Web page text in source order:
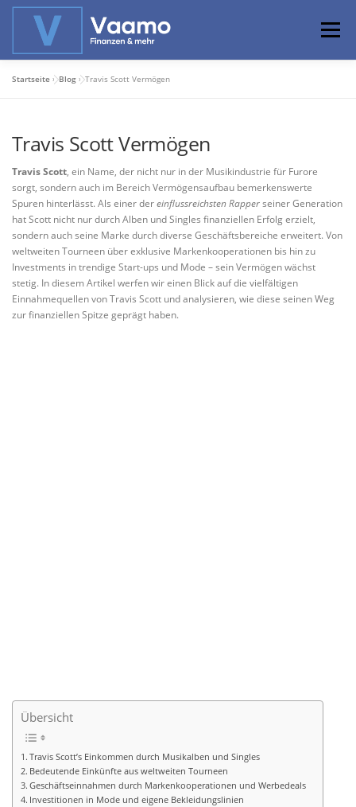
Zum
Menü
PROFIWISSEN ALTERSVORSORGE
PRIVATIER WERDEN
Startseite »Blog »Travis Scott Vermögen
Travis Scott Vermögen
Travis Scott, ein Name, der nicht nur in der Musikindustrie für Furore
sorgt, sondern auch im Bereich Vermögensaufbau bemerkenswerte
Spuren hinterlässt. Als einer dereinflussreichsten Rapperseiner Generation
hat Scott nicht nur durch Alben und Singles finanziellen Erfolg erzielt,
sondern auch seine Marke durch diverse Geschäftsbereiche erweitert. Von
weltweiten Tourneen über exklusive Markenkooperationen bis hin zu
Investments in trendige Start-ups und Mode – sein Vermögen wächst
stetig. In diesem Artikel werfen wir einen Blick auf die vielfältigen
Einnahmequellen von Travis Scott und analysieren, wie diese seinen Weg
zur finanziellen Spitze geprägt haben.
Übersicht
Travis Scott’s Einkommen durch Musikalben und Singles
Bedeutende Einkünfte aus weltweiten Tourneen
Geschäftseinnahmen durch Markenkooperationen und Werbedeals
Investitionen in Mode und eigene Bekleidungslinien